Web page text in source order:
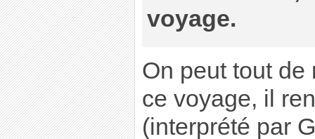
voyage.
On peut tout de
ce voyage, il
(interprété par